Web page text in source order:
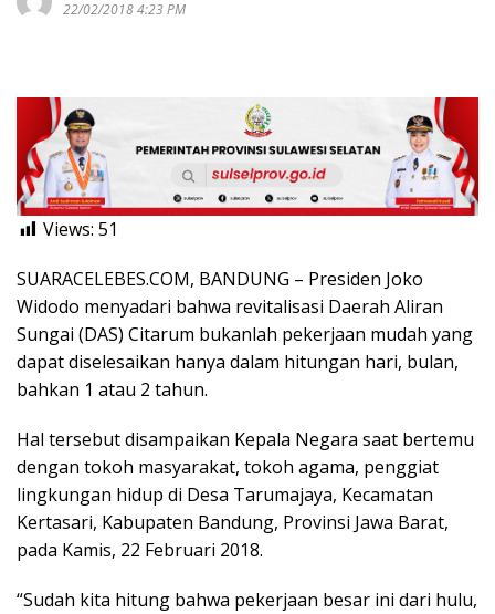
22/02/2018 4:23 PM
Views: 51
SUARACELEBES.COM, BANDUNG – Presiden Joko
Widodo menyadari bahwa revitalisasi Daerah Aliran
Sungai (DAS) Citarum bukanlah pekerjaan mudah yang
dapat diselesaikan hanya dalam hitungan hari, bulan,
bahkan 1 atau 2 tahun.
Hal tersebut disampaikan Kepala Negara saat bertemu
dengan tokoh masyarakat, tokoh agama, penggiat
lingkungan hidup di Desa Tarumajaya, Kecamatan
Kertasari, Kabupaten Bandung, Provinsi Jawa Barat,
pada Kamis, 22 Februari 2018.
“Sudah kita hitung bahwa pekerjaan besar ini dari hulu,